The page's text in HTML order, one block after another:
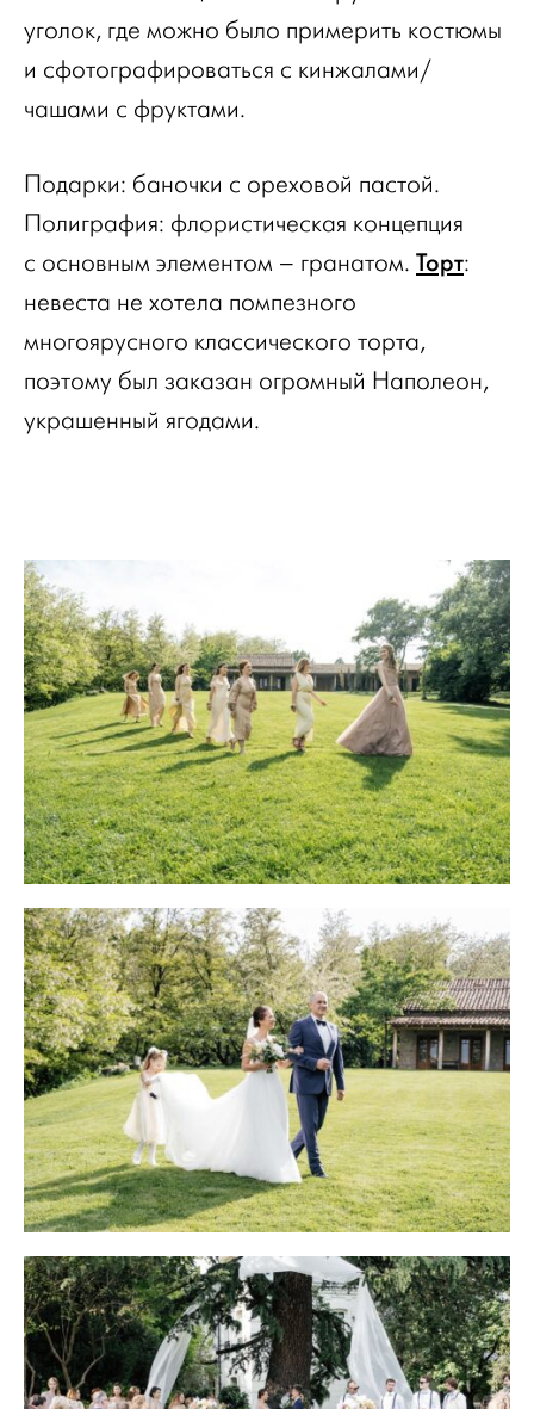
уголок, где можно было примерить костюмы
и сфотографироваться с кинжалами/
чашами с фруктами.
Подарки: баночки с ореховой пастой.
Полиграфия: флористическая концепция
с основным элементом – гранатом. Торт:
невеста не хотела помпезного
многоярусного классического торта,
поэтому был заказан огромный Наполеон,
украшенный ягодами.